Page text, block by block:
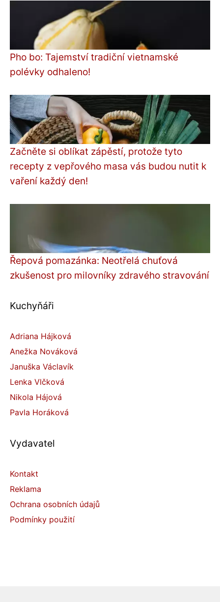
Pho bo: Tajemství tradiční vietnamské
polévky odhaleno!
Začněte si oblíkat zápěstí, protože tyto
recepty z vepřového masa vás budou nutit k
vaření každý den!
Řepová pomazánka: Neotřelá chuťová
zkušenost pro milovníky zdravého stravování
Kuchyňáři
Adriana Hájková
Anežka Nováková
Januška Václavík
Lenka Vlčková
Nikola Hájová
Pavla Horáková
Vydavatel
Kontakt
Reklama
Ochrana osobních údajů
Podmínky použití